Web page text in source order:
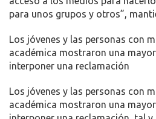
para unos grupos y otros”,
Los jóvenes y las personas con
académica mostraron una
interponer una reclamación
Los jóvenes y las personas con
académica mostraron una